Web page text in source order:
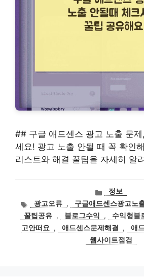
## 구글 애드센스 광고 노출 문
세요! 광고 노출 안될 때 꼭 확인
리스트와 해결 꿀팁을 자세히 알
카
테
고
리
정보
태
그
광고오류 , 구글애드센스광고노
꿀팁공유 , 블로그수익 , 수익형블
고안떠요
, 애드센스문제해결 , 애
웹사이트점검